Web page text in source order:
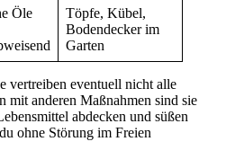
Öle
Töpfe, Kübel,
Bodendecker im
Garten
vertreiben eventuell nicht alle
mit anderen Maßnahmen sind sie
abdecken und süßen
ohne Störung im Freien